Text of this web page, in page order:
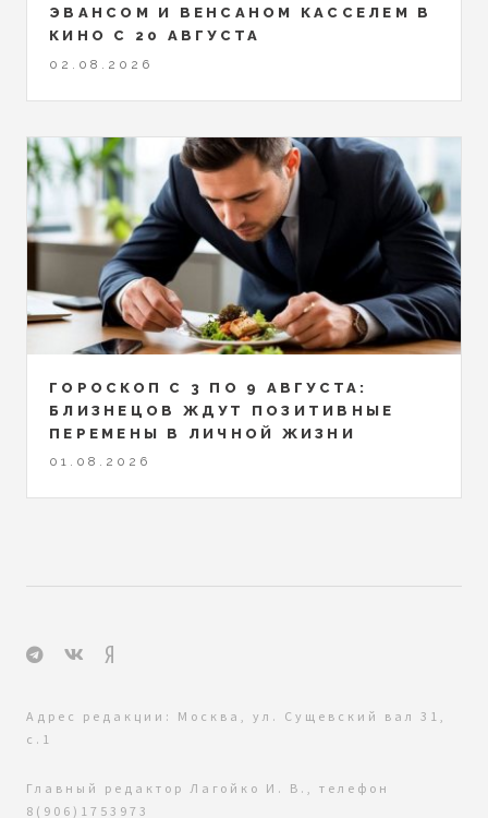
ЭВАНСОМ И ВЕНСАНОМ КАССЕЛЕМ В
КИНО С 20 АВГУСТА
02.08.2026
ГОРОСКОП С 3 ПО 9 АВГУСТА:
БЛИЗНЕЦОВ ЖДУТ ПОЗИТИВНЫЕ
ПЕРЕМЕНЫ В ЛИЧНОЙ ЖИЗНИ
01.08.2026
Адрес редакции: Москва, ул. Сущевский вал 31,
с.1
Главный редактор Лагойко И. В., телефон
8(906)1753973